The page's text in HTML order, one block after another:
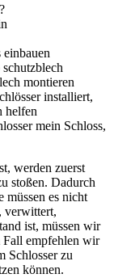
einbauen
montieren
installiert,
helfen
mein Schloss,
werden zuerst
stoßen. Dadurch
müssen es nicht
verwittert,
ist, müssen wir
Fall empfehlen wir
Schlosser zu
können.